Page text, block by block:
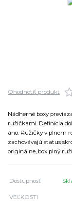
Ohodnotiť produkt
Nádherné boxy
ružičkami. Definícia
áno. Ružičky v plnom
zachovávajú status
originálne, box plný ruží
Dostupnosť
VEĽKOSTI